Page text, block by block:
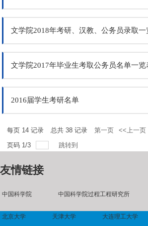
文学院2018年考研、汉教、公务员录取一
文学院2017年毕业生考取公务员名单一览
2016届学生考研名单
每页 14 记录 总共38 记录 第一页 <<上一页
页码 1/3 跳转到
友情链接
中国科学院 中国科学院过程工程研究所
北京大学 天津大学 大连理工大学